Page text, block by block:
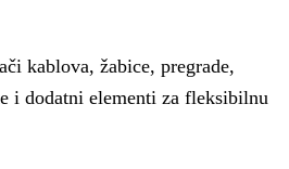
kablova, žabice, pregrade,
i dodatni elementi za fleksibilnu